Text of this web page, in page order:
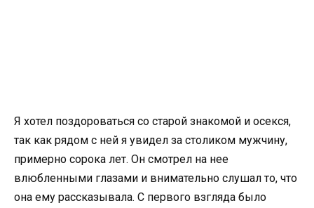
Я хотел поздороваться со старой знакомой и осекся,
так как рядом с ней я увидел за столиком мужчину,
примерно сорока лет. Он смотрел на нее
влюбленными глазами и внимательно слушал то, что
она ему рассказывала. С первого взгляда было